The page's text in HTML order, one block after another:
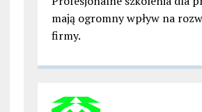
mają ogromny wpływ na
firmy.